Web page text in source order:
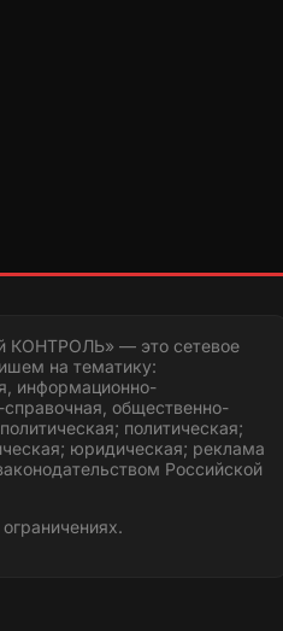
КОНТРОЛЬ» — это сетевое
на тематику:
информационно-
общественно-
политическая;
юридическая; реклама
Российской